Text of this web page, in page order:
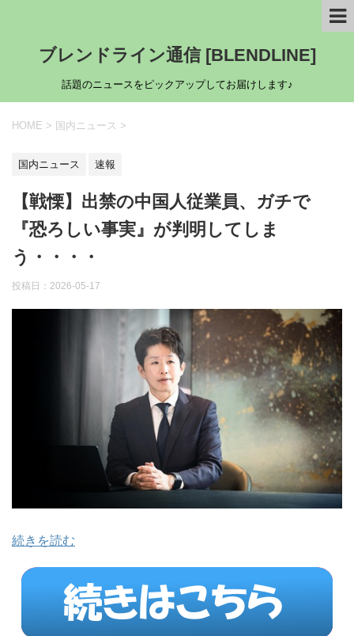
ブレンドライン通信 [BLENDLINE]
話題のニュースをピックアップしてお届けします♪
HOME > 国内ニュース >
国内ニュース 速報
【戦慄】出禁の中国人従業員、ガチで
『恐ろしい事実』が判明してしま
う・・・・
投稿日： 2026-05-17
続きを読む